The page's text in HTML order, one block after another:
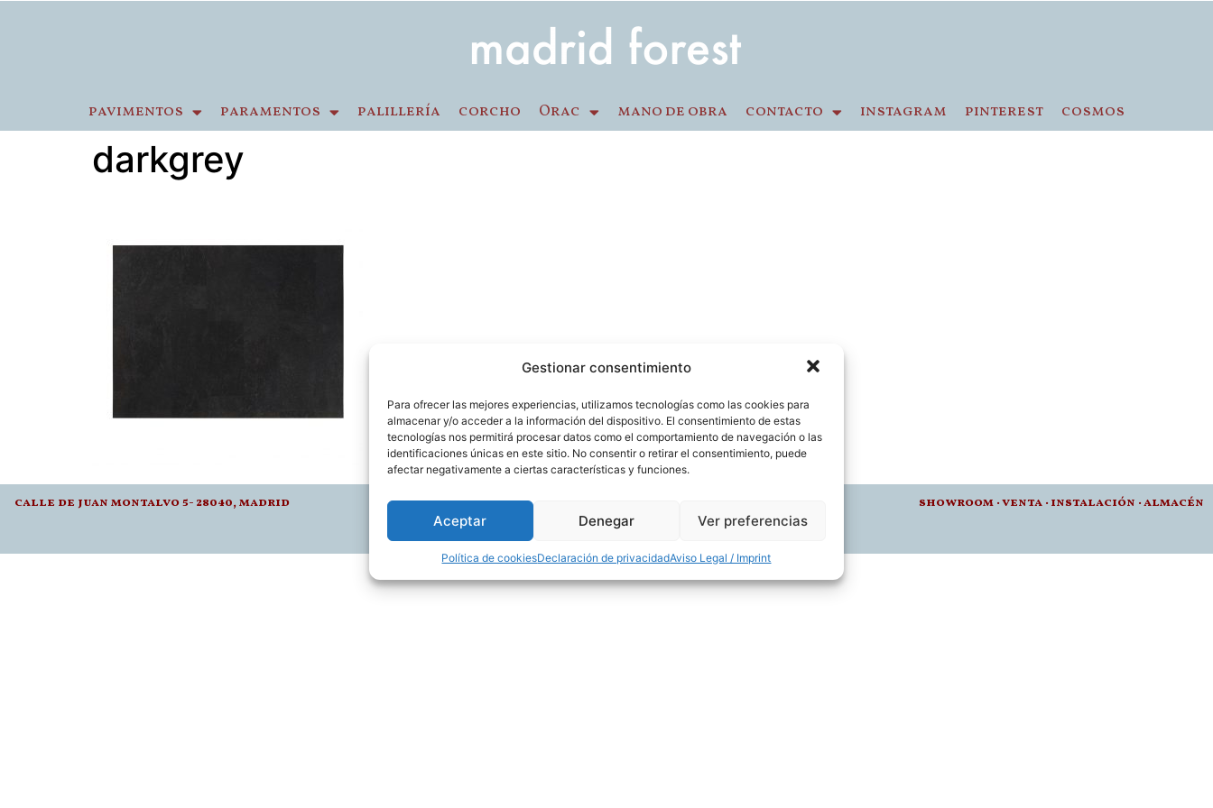
Gestionar consentimiento
Para ofrecer las mejores experiencias, utilizamos tecnologías como las cookies para
almacenar y/o acceder a la información del dispositivo. El consentimiento de estas
tecnologías nos permitirá procesar datos como el comportamiento de navegación o las
identificaciones únicas en este sitio. No consentir o retirar el consentimiento, puede
afectar negativamente a ciertas características y funciones.
Aceptar Denegar Ver preferencias
Política de cookiesDeclaración de privacidadAviso Legal / Imprint
pavimentos paramentos palillería corcho Orac mano de obra contacto instagram pinterest cosmos
darkgrey
calle de juan montalvo 5- 28040, madrid l-v: 8.30-14 / 15-18h
info@madridforest.es
showroom ·venta · instalación · almacén